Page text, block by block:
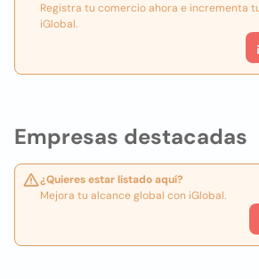
Empresas destacadas
¿Quieres estar listado aquí?
Mejora tu alcance global con iGlobal.
Registra tu comercio ahora e incrementa
iGlobal.